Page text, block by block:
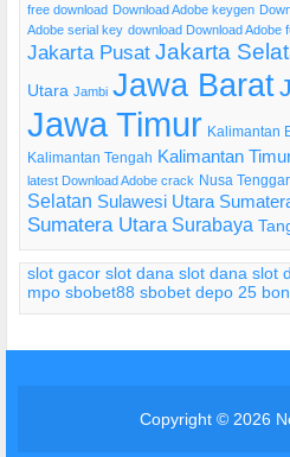
free download Download Adobe keygen
Adobe serial key download Download Adobe
Jakarta Pusat Jakarta
Utara Jambi Jawa Barat
Jawa Timur Kalimantan
Kalimantan Tengah Kalimantan
latest Download Adobe crack Nusa
Selatan Sulawesi Utara
Sumatera Utara Surabaya
slot gacor slot dana slot dana slot
mpo sbobet88 sbobet depo 25
Copyright © 2026